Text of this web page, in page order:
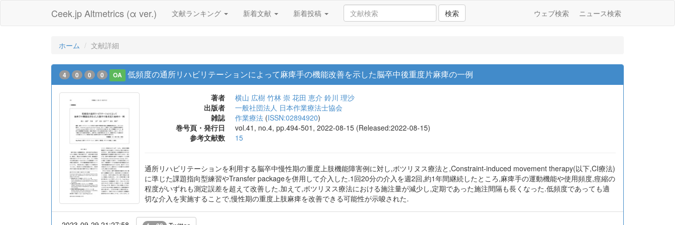
Ceek.jp Altmetrics (α ver.) 文献ランキング 新着文献 新着投稿 検索 ウェブ検索 ニュース検索
ホーム 文献詳細
4 0 0 0 OA 低頻度の通所リハビリテーションによって麻痺手の機能改善を示した脳卒中後重度片麻痺の一例
著者 横山 広樹 竹林 崇 花田 恵介 鈴川 理沙
出版者
一般社団法人 日本作業療法士協会
雑誌
作業療法 (ISSN:02894920)
巻号頁・発行日
vol.41, no.4, pp.494-501, 2022-08-15 (Released:2022-08-15)
参考文献数
15
通所リハビリテーションを利用する脳卒中慢性期の重度上肢機能障害例に対し,ボツリヌス療法と,Constraint-induced movement therapy(以下,CI療法)
に準じた課題指向型練習やTransfer packageを併用して介入した.1回20分の介入を週2回,約1年間継続したところ,麻痺手の運動機能や使用頻度,痙縮の
程度がいずれも測定誤差を超えて改善した.加えて,ボツリヌス療法における施注量が減少し,定期であった施注間隔も長くなった.低頻度であっても適
切な介入を実施することで,慢性期の重度上肢麻痺を改善できる可能性が示唆された.